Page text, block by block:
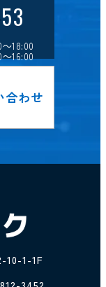
18:00
16:00
合わせ
10-1-1F